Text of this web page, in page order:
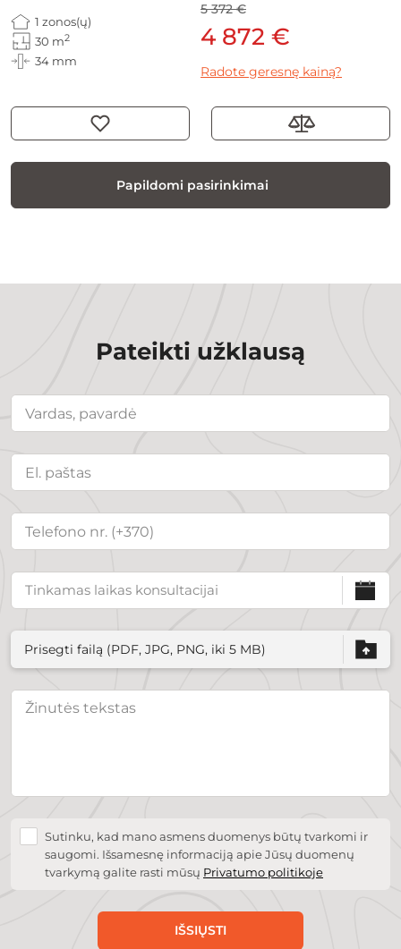
1 zonos(ų)
30 m2
34 mm
5 372 €
4 872 €
Radote geresnę kainą?
Papildomi pasirinkimai
Pateikti užklausą
Prisegti failą (PDF, JPG, PNG, iki 5 MB)
Sutinku, kad mano asmens duomenys būtų tvarkomi ir
saugomi. Išsamesnę informaciją apie Jūsų duomenų
tvarkymą galite rasti mūsų Privatumo politikoje
IŠSIŲSTI